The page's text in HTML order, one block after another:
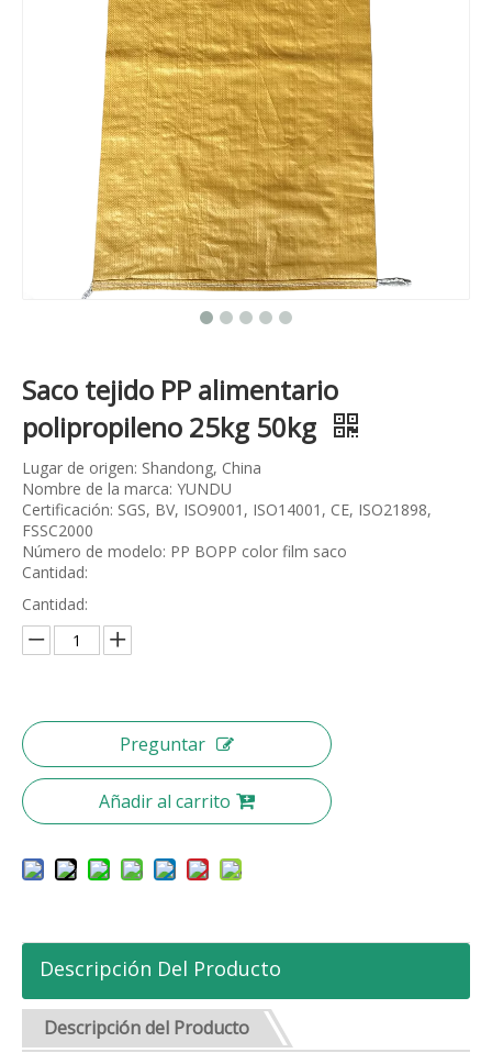
Saco tejido PP alimentario
polipropileno 25kg 50kg
Lugar de origen: Shandong, China
Nombre de la marca: YUNDU
Certificación: SGS, BV, ISO9001, ISO14001, CE, ISO21898,
FSSC2000
Número de modelo: PP BOPP color film saco
Cantidad:
Cantidad:
Preguntar
Añadir al carrito
Descripción Del Producto
Descripción del Producto